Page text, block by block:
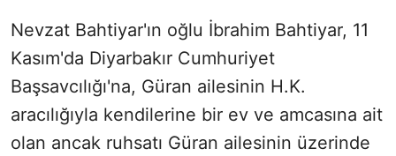
Nevzat Bahtiyar'ın oğlu İbrahim Bahtiyar, 11
Kasım'da Diyarbakır Cumhuriyet
Başsavcılığı'na, Güran ailesinin H.K.
aracılığıyla kendilerine bir ev ve amcasına ait
olan ancak ruhsatı Güran ailesinin üzerinde